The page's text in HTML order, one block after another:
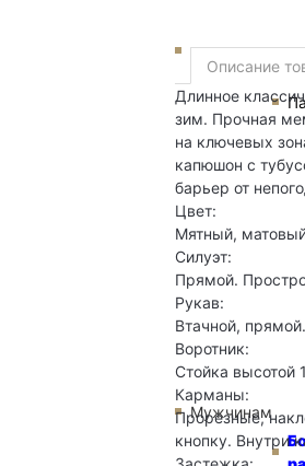
Мужчинам
Описание
Длинное
зим. Прочная
на ключевых
капюшон с
барьер от
Цвет:
Мятный,
Силуэт:
Прямой.
Рукав:
Втачной,
Воротник:
Стойка высотой
Карманы:
Прорезные,
кнопку. Внутри